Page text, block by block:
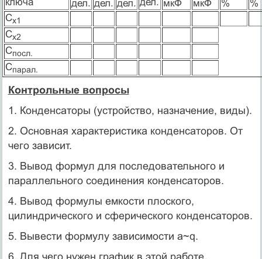
ключа дел. дел. дел. дел. мкФ мкФ %
%
Сх1
Сх2
Спосл.
Спарал.
Контрольные вопросы
1. Конденсаторы (устройство, назначение, виды).
2. Основная характеристика конденсаторов. От
чего зависит.
3. Вывод формул для последовательного и
параллельного соединения конденсаторов.
4. Вывод формулы емкости плоского,
цилиндрического и сферического конденсаторов.
5. Вывести формулу зависимости a~q.